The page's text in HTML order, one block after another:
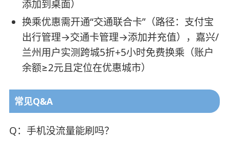
添加到桌面）
换乘优惠需开通“交通联合卡”（路径：支付宝
出行管理→交通卡管理→添加并充值），嘉兴/
兰州用户实测跨城5折+5小时免费换乘（账户
余额≥2元且定位在优惠城市）
常见Q&A
Q：手机没流量能刷吗？